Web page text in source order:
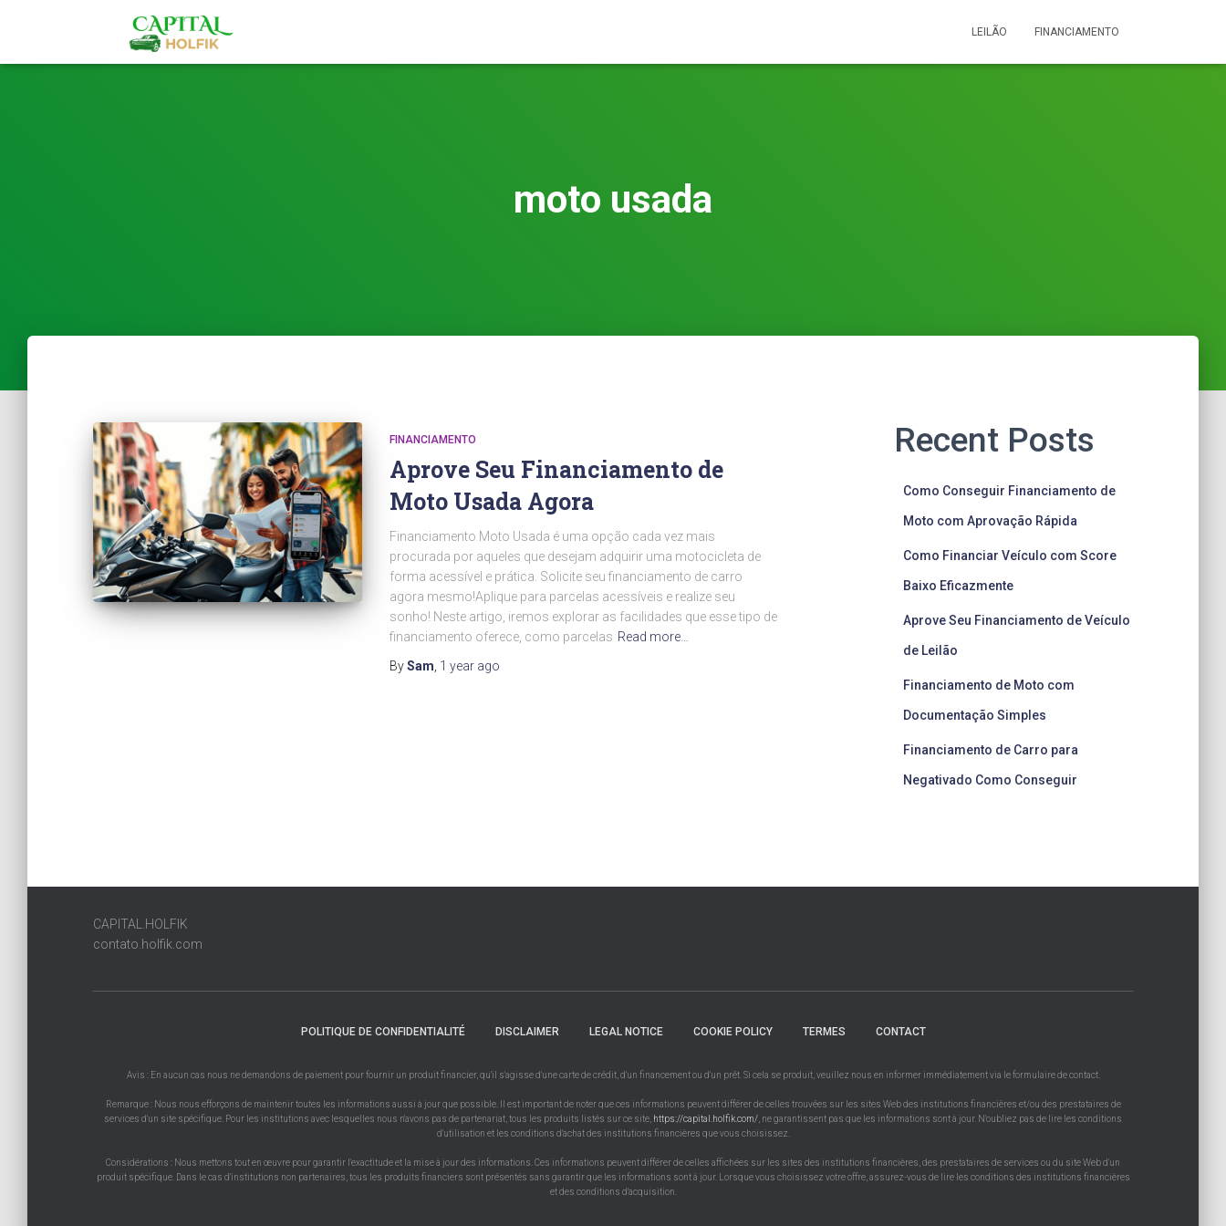
LEILÃO FINANCIAMENTO
moto usada
FINANCIAMENTO
Aprove Seu Financiamento de
Moto Usada Agora
Financiamento Moto Usada é uma opção cada vez mais
procurada por aqueles que desejam adquirir uma motocicleta de
forma acessível e prática. Solicite seu financiamento de carro
agora mesmo!Aplique para parcelas acessíveis e realize seu
sonho! Neste artigo, iremos explorar as facilidades que esse tipo de
financiamento oferece, como parcelas Read more…
BySam 1 year ago
Recent Posts
Como Conseguir Financiamento de
Moto com Aprovação Rápida
Como Financiar Veículo com Score
Baixo Eficazmente
Aprove Seu Financiamento de Veículo
de Leilão
Financiamento de Moto com
Documentação Simples
Financiamento de Carro para
Negativado Como Conseguir
CAPITAL.HOLFIK
contato.holfik.com
POLITIQUE DE CONFIDENTIALITÉ DISCLAIMER LEGAL NOTICE COOKIE POLICY TERMES CONTACT
Avis : En aucun cas nous ne demandons de paiement pour fournir un produit financier, qu'il s'agisse d'une carte de crédit, d'un financement ou d'un prêt. Si cela se produit, veuillez nous en informer immédiatement via le formulaire de contact.
Remarque : Nous nous efforçons de maintenir toutes les informations aussi à jour que possible. Il est important de noter que ces informations peuvent différer de celles trouvées sur les sites Web des institutions financières et/ou des prestataires de
services d'un site spécifique. Pour les institutions avec lesquelles nous n'avons pas de partenariat, tous les produits listés sur ce site, https://capital.holfik.com/ , ne garantissent pas que les informations sont à jour. N'oubliez pas de lire les conditions
d'utilisation et les conditions d'achat des institutions financières que vous choisissez.
Considérations : Nous mettons tout en œuvre pour garantir l'exactitude et la mise à jour des informations. Ces informations peuvent différer de celles affichées sur les sites des institutions financières, des prestataires de services ou du site Web d'un
produit spécifique. Dans le cas d'institutions non partenaires, tous les produits financiers sont présentés sans garantir que les informations sont à jour. Lorsque vous choisissez votre offre, assurez-vous de lire les conditions des institutions financières
et des conditions d'acquisition.